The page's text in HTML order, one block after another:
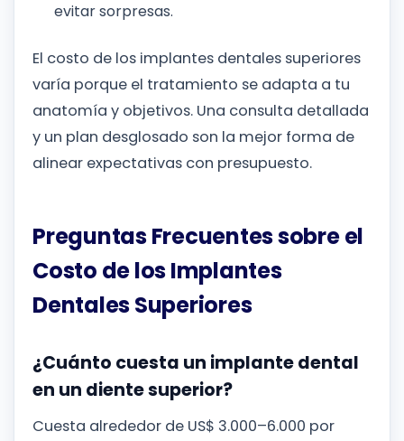
evitar sorpresas.
El costo de los implantes dentales superiores
varía porque el tratamiento se adapta a tu
anatomía y objetivos. Una consulta detallada
y un plan desglosado son la mejor forma de
alinear expectativas con presupuesto.
Preguntas Frecuentes sobre el
Costo de los Implantes
Dentales Superiores
¿Cuánto cuesta un implante dental
en un diente superior?
Cuesta alrededor de US$ 3.000–6.000 por